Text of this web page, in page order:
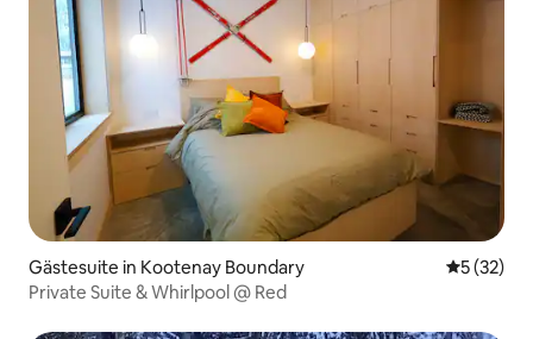
Gästesuite in Kootenay Boundary
5 (32)
Private Suite & Whirlpool @ Red